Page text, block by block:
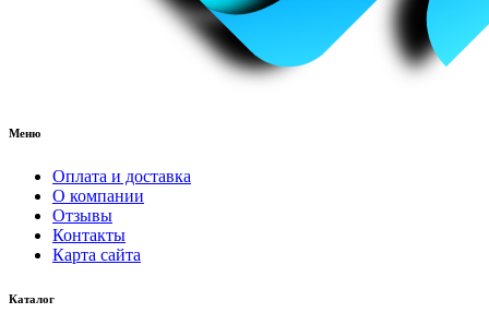
Меню
Оплата и доставка
О компании
Отзывы
Контакты
Карта сайта
Каталог